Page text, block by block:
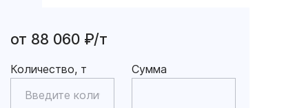
от 88 060 ₽/т
Количество, т Сумма